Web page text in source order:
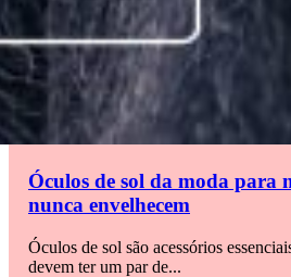
Óculos de sol da moda para
nunca envelhecem
Óculos de sol são acessórios
devem ter um par de...